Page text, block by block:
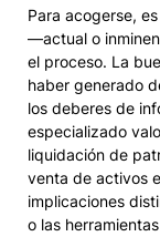
Para acogerse,
—actual o
el proceso. La
haber generado
los deberes de
especializado
liquidación de
venta de activos
implicaciones
o las